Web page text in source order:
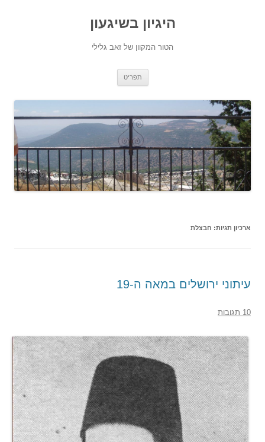
היגיון בשיגעון
הטור המקוון של זאב גלילי
תפריט
ארכיון תגיות: חבצלת
עיתוני ירושלים במאה ה-19
10 תגובות